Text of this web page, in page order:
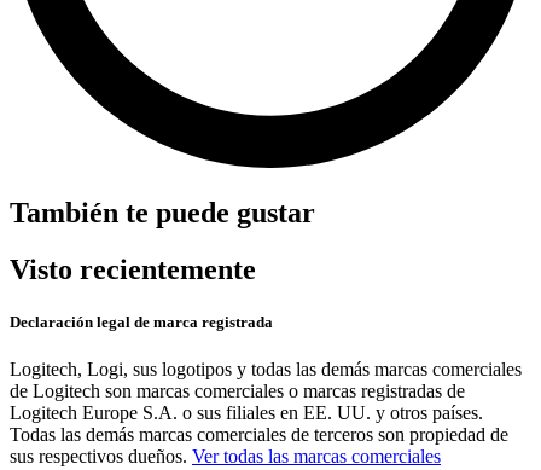
También te puede gustar
Visto recientemente
Declaración legal de marca registrada
Logitech, Logi, sus logotipos y todas las demás marcas comerciales
de Logitech son marcas comerciales o marcas registradas de
Logitech Europe S.A. o sus filiales en EE. UU. y otros países.
Todas las demás marcas comerciales de terceros son propiedad de
sus respectivos dueños. Ver todas las marcas comerciales